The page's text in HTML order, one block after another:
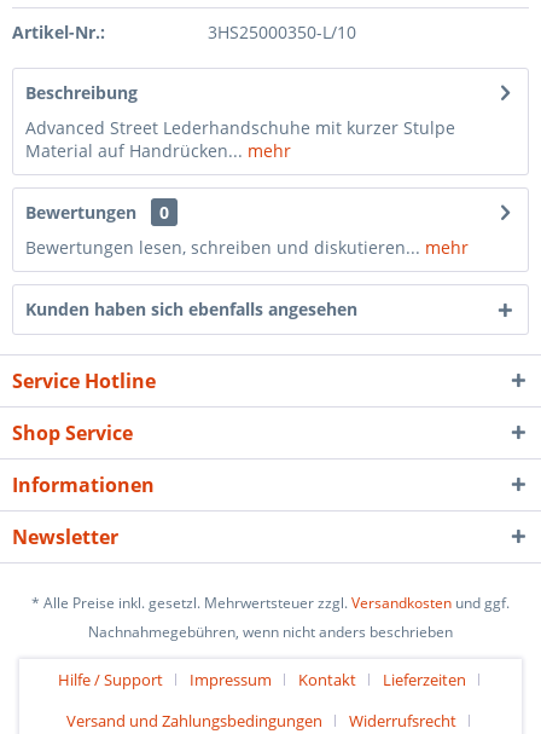
Artikel-Nr.: 3HS25000350-L/10
Beschreibung
Advanced Street Lederhandschuhe mit kurzer Stulpe
Material auf Handrücken... mehr
Bewertungen
0
Bewertungen lesen, schreiben und diskutieren... mehr
Kunden haben sich ebenfalls angesehen
Service Hotline
Shop Service
Informationen
Newsletter
* Alle Preise inkl. gesetzl. Mehrwertsteuer zzgl.Versandkosten und ggf.
Nachnahmegebühren, wenn nicht anders beschrieben
Hilfe / Support Impressum Kontakt
Lieferzeiten
Versand und Zahlungsbedingungen
Widerrufsrecht